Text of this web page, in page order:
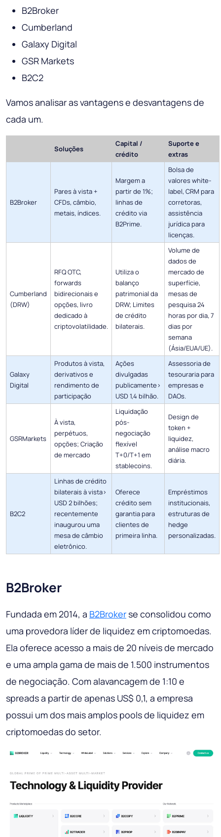
B2Broker
Cumberland
Galaxy Digital
GSR Markets
B2C2
Vamos analisar as vantagens e desvantagens de
cada um.
Soluções
Capital /
crédito
Suporte e
extras
B2Broker
Pares à vista +
CFDs, câmbio,
metais, índices.
Margem a
partir de 1%;
linhas de
crédito via
B2Prime.
Bolsa de
valores white-
label, CRM para
corretoras,
assistência
jurídica para
licenças.
Cumberland
(DRW)
RFQ OTC,
forwards
bidirecionais e
opções, livro
dedicado à
criptovolatilidade.
Utiliza o
balanço
patrimonial da
DRW; Limites
de crédito
bilaterais.
Volume de
dados de
mercado de
superfície,
mesas de
pesquisa 24
horas por dia, 7
dias por
semana
(Ásia/EUA/UE).
Galaxy
Digital
Produtos à vista,
derivativos e
rendimento de
participação
Ações
divulgadas
publicamente>
USD 1,4 bilhão.
Assessoria de
tesouraria para
empresas e
DAOs.
GSRMarkets
À vista,
perpétuos,
opções; Criação
de mercado
Liquidação
pós-
negociação
flexível
T+0/T+1 em
stablecoins.
Design de
token +
liquidez,
análise macro
diária.
B2C2
Linhas de crédito
bilaterais à vista>
USD 2 bilhões;
recentemente
inaugurou uma
mesa de câmbio
eletrônico.
Oferece
crédito sem
garantia para
clientes de
primeira linha.
Empréstimos
institucionais,
estruturas de
hedge
personalizadas.
B2Broker
Fundada em 2014, a B2Brokerse consolidou como
uma provedora líder de liquidez em criptomoedas.
Ela oferece acesso a mais de 20 níveis de mercado
e uma ampla gama de mais de 1.500 instrumentos
de negociação. Com alavancagem de 1:10 e
spreads a partir de apenas US$ 0,1, a empresa
possui um dos mais amplos pools de liquidez em
criptomoedas do setor.